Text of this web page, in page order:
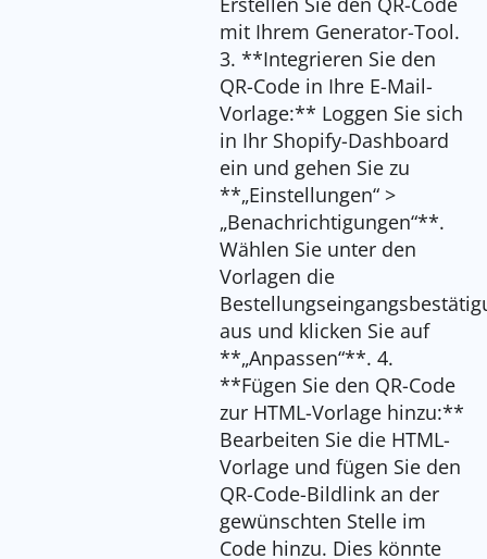
mit Ihrem Generator-Tool.
3. **Integrieren Sie den
QR-Code in Ihre E-Mail-
Vorlage:** Loggen Sie sich
in Ihr Shopify-Dashboard
ein und gehen Sie zu
**„Einstellungen“ >
„Benachrichtigungen“**.
Wählen Sie unter den
Vorlagen die
aus und klicken Sie auf
**„Anpassen“**. 4.
**Fügen Sie den QR-Code
zur HTML-Vorlage hinzu:**
Bearbeiten Sie die HTML-
Vorlage und fügen Sie den
QR-Code-Bildlink an der
gewünschten Stelle im
Code hinzu. Dies könnte